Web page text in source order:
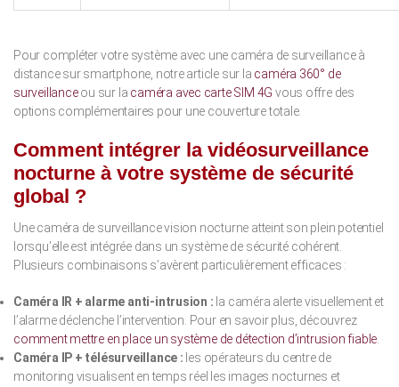
Pour compléter votre système avec une caméra de surveillance à
distance sur smartphone, notre article sur la caméra 360° de
surveillanceou sur la caméra avec carte SIM 4G vous offre des
options complémentaires pour une couverture totale.
Comment intégrer la vidéosurveillance
nocturne à votre système de sécurité
global ?
Une caméra de surveillance vision nocturne atteint son plein potentiel
lorsqu’elle est intégrée dans un système de sécurité cohérent.
Plusieurs combinaisons s’avèrent particulièrement efficaces :
Caméra IR + alarme anti-intrusion : la caméra alerte visuellement et
l’alarme déclenche l’intervention. Pour en savoir plus, découvrez
comment mettre en place un système de détection d’intrusion fiable
Caméra IP + télésurveillance : les opérateurs du centre de
monitoring visualisent en temps réel les images nocturnes et